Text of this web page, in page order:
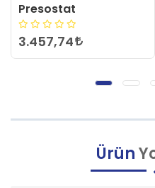
Presostat
2.773,32
Ürün